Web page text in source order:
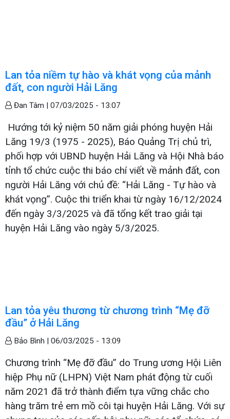
Lan tỏa niềm tự hào và khát vọng của mảnh
đất, con người Hải Lăng
Đan Tâm | 07/03/2025 - 13:07
Hướng tới kỷ niệm 50 năm giải phóng huyện Hải
Lăng 19/3 (1975 - 2025), Báo Quảng Trị chủ trì,
phối hợp với UBND huyện Hải Lăng và Hội Nhà báo
tỉnh tổ chức cuộc thi báo chí viết về mảnh đất, con
người Hải Lăng với chủ đề: “Hải Lăng - Tự hào và
khát vọng”. Cuộc thi triển khai từ ngày 16/12/2024
đến ngày 3/3/2025 và đã tổng kết trao giải tại
huyện Hải Lăng vào ngày 5/3/2025.
Lan tỏa yêu thương từ chương trình “Mẹ đỡ
đầu” ở Hải Lăng
Bảo Bình | 06/03/2025 - 13:09
Chương trình “Mẹ đỡ đầu” do Trung ương Hội Liên
hiệp Phụ nữ (LHPN) Việt Nam phát động từ cuối
năm 2021 đã trở thành điểm tựa vững chắc cho
hàng trăm trẻ em mồ côi tại huyện Hải Lăng. Với sự